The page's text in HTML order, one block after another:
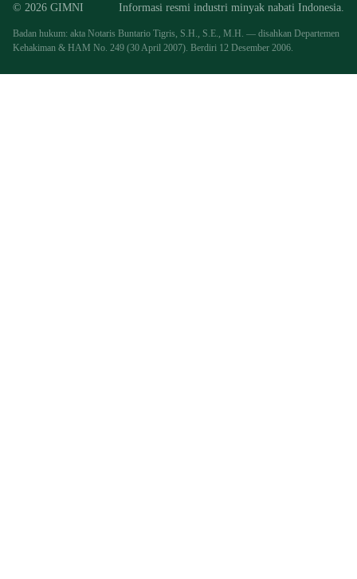
© 2026 GIMNI Informasi resmi industri minyak nabati Indonesia.
Badan hukum: akta Notaris Buntario Tigris, S.H., S.E., M.H. — disahkan Departemen
Kehakiman & HAM No. 249 (30 April 2007). Berdiri 12 Desember 2006.